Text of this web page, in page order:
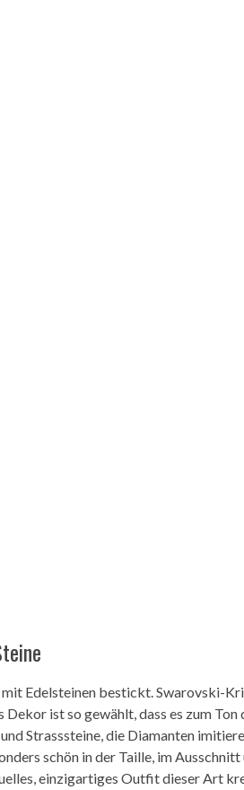
Edelsteinen bestickt. Swarovski-
Dekor ist so gewählt, dass es zum
Strasssteine, die Diamanten
schön in der Taille, im
einzigartiges Outfit dieser Art